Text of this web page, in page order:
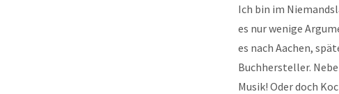
Ich bin im
es nur wenige
es nach Aachen,
Buchhersteller.
Musik! Oder doch